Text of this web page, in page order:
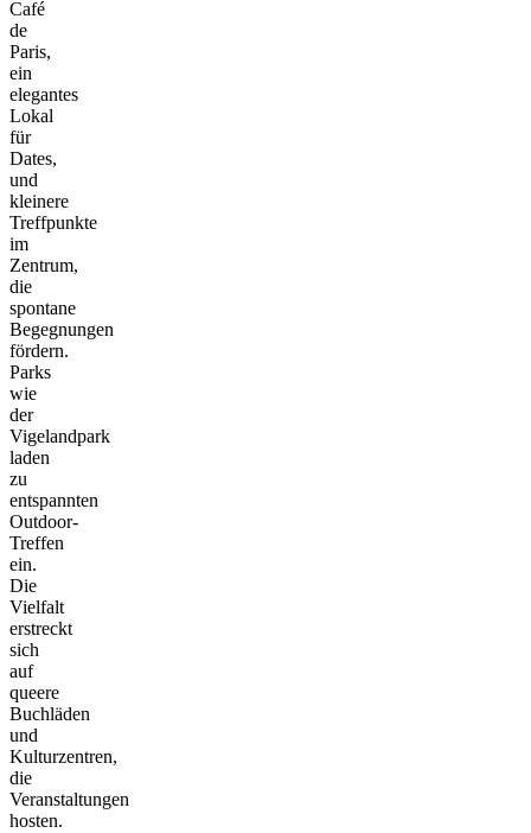
Café
de
Paris,
ein
elegantes
Lokal
für
Dates,
und
kleinere
Treffpunkte
im
Zentrum,
die
spontane
Begegnungen
fördern.
Parks
wie
der
Vigelandpark
laden
zu
entspannten
Outdoor-
Treffen
ein.
Die
Vielfalt
erstreckt
sich
auf
queere
Buchläden
und
Kulturzentren,
die
Veranstaltungen
hosten.